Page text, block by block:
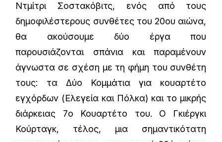
Ντμίτρι Σοστακόβιτς, ενός από τους
δημοφιλέστερους συνθέτες του 20ου αιώνα,
θα ακούσουμε δύο έργα που
παρουσιάζονται σπάνια και παραμένουν
άγνωστα σε σχέση με τη φήμη του συνθέτη
τους: τα Δύο Κομμάτια για κουαρτέτο
εγχόρδων (Ελεγεία και Πόλκα) και το μικρής
διάρκειας 7ο Κουαρτέτο του. Ο Γκιέργκι
Κούρταγκ, τέλος, μια σημαντικότατη